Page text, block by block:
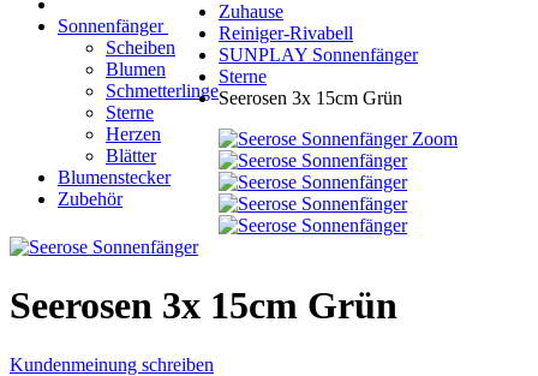
Sonnenfänger
Scheiben
Blumen
Schmetterlinge
Sterne
Herzen
Blätter
Blumenstecker
Zubehör
Zuhause
Reiniger-Rivabell
SUNPLAY Sonnenfänger
Sterne
Seerosen 3x 15cm Grün
Zoom
Seerosen 3x 15cm Grün
Kundenmeinung schreiben